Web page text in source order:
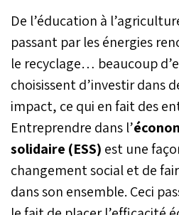
De l’éducation à
passant par les énergies
le recyclage… beaucoup
choisissent d’investir dans
impact, ce qui en fait des
Entreprendre dans l’
solidaire (ESS) est une
changement social et de
dans son ensemble. Ceci